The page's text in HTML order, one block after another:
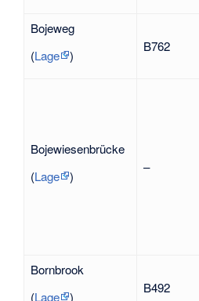
Bojeweg
(Lage )
B762
Bojewiesenbrücke
(Lage )
–
Bornbrook
(Lage )
B492